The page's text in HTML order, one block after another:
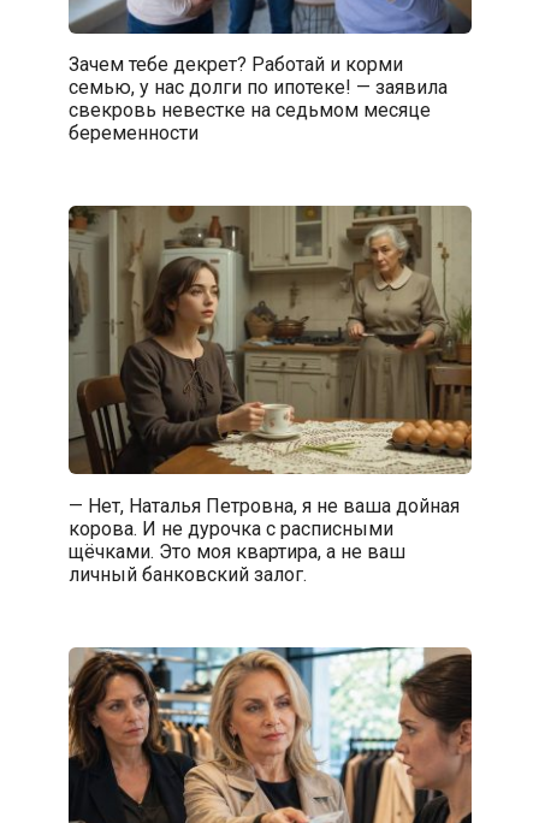
Зачем тебе декрет? Работай и корми
семью, у нас долги по ипотеке! — заявила
свекровь невестке на седьмом месяце
беременности
— Нет, Наталья Петровна, я не ваша дойная
корова. И не дурочка с расписными
щёчками. Это моя квартира, а не ваш
личный банковский залог.